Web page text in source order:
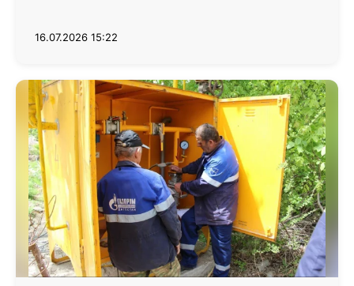
16.07.2026 15:22